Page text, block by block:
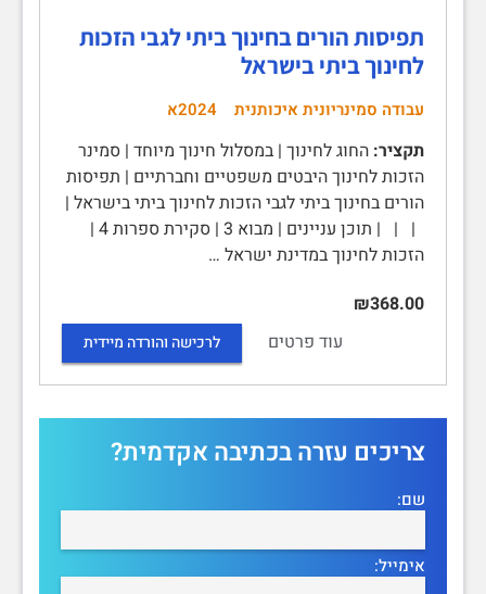
תפיסות הורים בחינוך ביתי לגבי הזכות
לחינוך ביתי בישראל
עבודה סמינריונית איכותנית 2024א
תקציר: החוג לחינוך | במסלול חינוך מיוחד | סמינר
הזכות לחינוך היבטים משפטיים וחברתיים | תפיסות
הורים בחינוך ביתי לגבי הזכות לחינוך ביתי בישראל |
| | | תוכן עניינים | מבוא 3 | סקירת ספרות 4 |
הזכות לחינוך במדינת ישראל …
₪368.00
עוד פרטים
לרכישה והורדה מיידית
צריכים עזרה בכתיבה אקדמית?
שם:
אימייל: